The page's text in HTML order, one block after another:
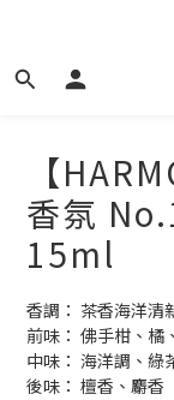
【
香氛
15ml
香調： 茶香海洋清
前味： 佛手柑、橘
中味： 海洋調、綠
後味： 檀香、麝香